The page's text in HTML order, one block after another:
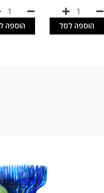
הוספה לסל הוספה